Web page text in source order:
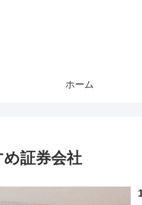
ホーム
証券会社